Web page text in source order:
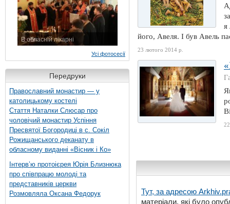
В обласній лікарні
Усі фотосесії
Передруки
Православний монастир — у
католицькому костелі
Стаття Наталки Слюсар про
чоловічий монастир Успіння
Пресвятої Богородиці в с. Сокіл
Рожищанського деканату в
обласному виданні «Вісник і Ко»
Інтерв’ю протоієрея Юрія Близнюка
про співпрацю молоді та
представників церкви
Розмовляла Оксана Федорук
я
його, Авеля. І був Авель
23 лютого 2014 р.
Тут, за адресою
матеріали, які було